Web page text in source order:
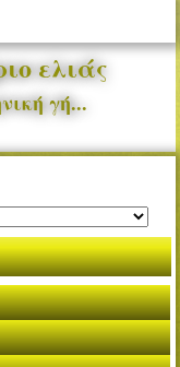
ελιάς
γή...